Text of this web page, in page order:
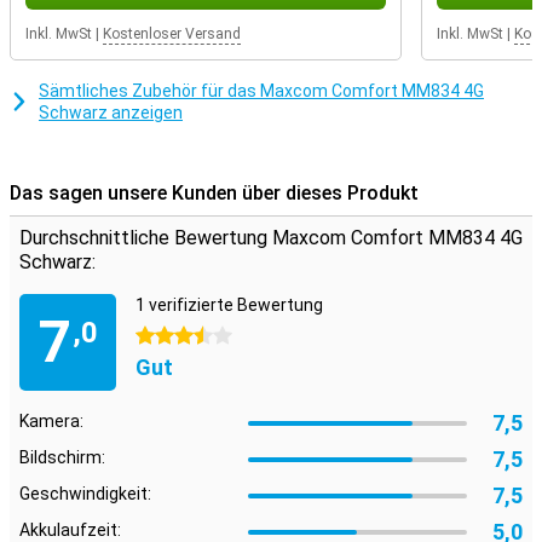
Inkl. MwSt Kostenloser Versand Inkl. MwSt
Sämtliches Zubehör für das Maxcom Comfort MM834 4G
Schwarz anzeigen
Das sagen unsere Kunden über dieses Produkt
Durchschnittliche Bewertung Maxcom Comfort MM834 4G
Schwarz:
7,0
1 verifizierte Bewertung
3.5 Sterne
Gut
Kamera: 7,5
Bildschirm: 7,5
Geschwindigkeit: 7,5
Akkulaufzeit: 5,0